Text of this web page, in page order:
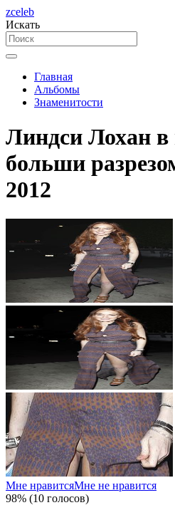
zceleb
Искать
Главная
Альбомы
Знаменитости
Линдси Лохан в
больши
2012
Мне нравитсяМне не нравится
98% (10 голосов)